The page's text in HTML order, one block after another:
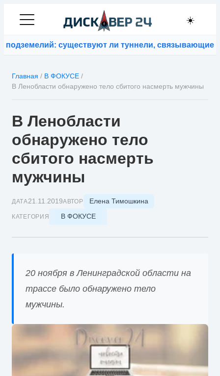
☀️
существуют ли туннели, связывающие
Главная / В ФОКУСЕ /
В Ленобласти обнаружено тело сбитого насмерть мужчины
В Ленобласти
обнаружено тело
сбитого насмерть
мужчины
ДАТА21.11.2019АВТОР Елена Тимошкина
КАТЕГОРИЯ В ФОКУСЕ
20 ноября в Ленинградской области на
трассе было обнаружено тело
мужчины.